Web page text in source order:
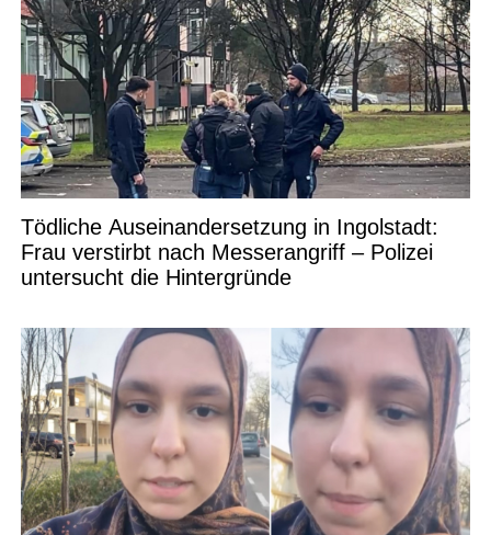
Tödliche Auseinandersetzung in Ingolstadt:
Frau verstirbt nach Messerangriff – Polizei
untersucht die Hintergründe